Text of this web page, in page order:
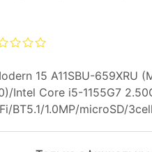
15 A11SBU-659XRU
Intel Core i5-1155G7
BT5.1/1.0MP/microSD/